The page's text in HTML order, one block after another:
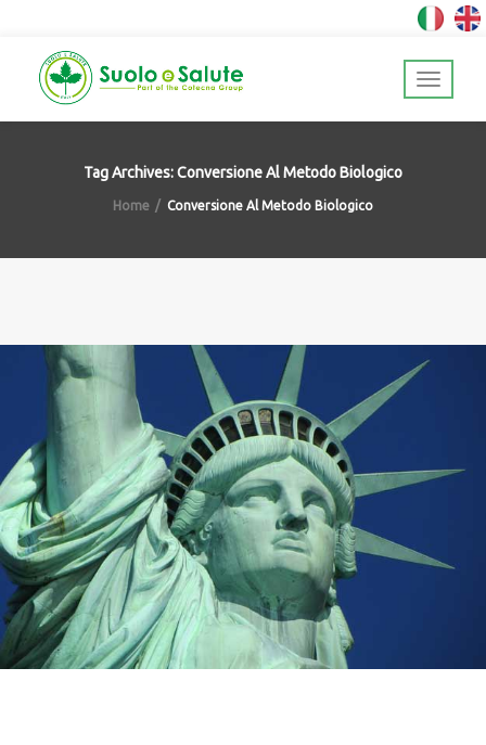
Tag Archives: Conversione Al Metodo Biologico
Home Conversione Al Metodo Biologico